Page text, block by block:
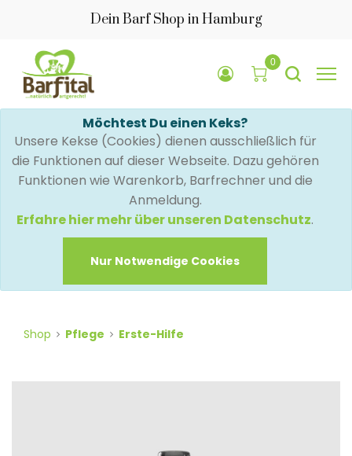
Dein Barf Shop in Hamburg
0
Möchtest Du einen Keks?
Unsere Kekse (Cookies) dienen ausschließlich für
die Funktionen auf dieser Webseite. Dazu gehören
Funktionen wie Warenkorb, Barfrechner und die
Anmeldung.
Erfahre hier mehr über unseren Datenschutz.
Nur Notwendige Cookies
Shop Pflege Erste-Hilfe